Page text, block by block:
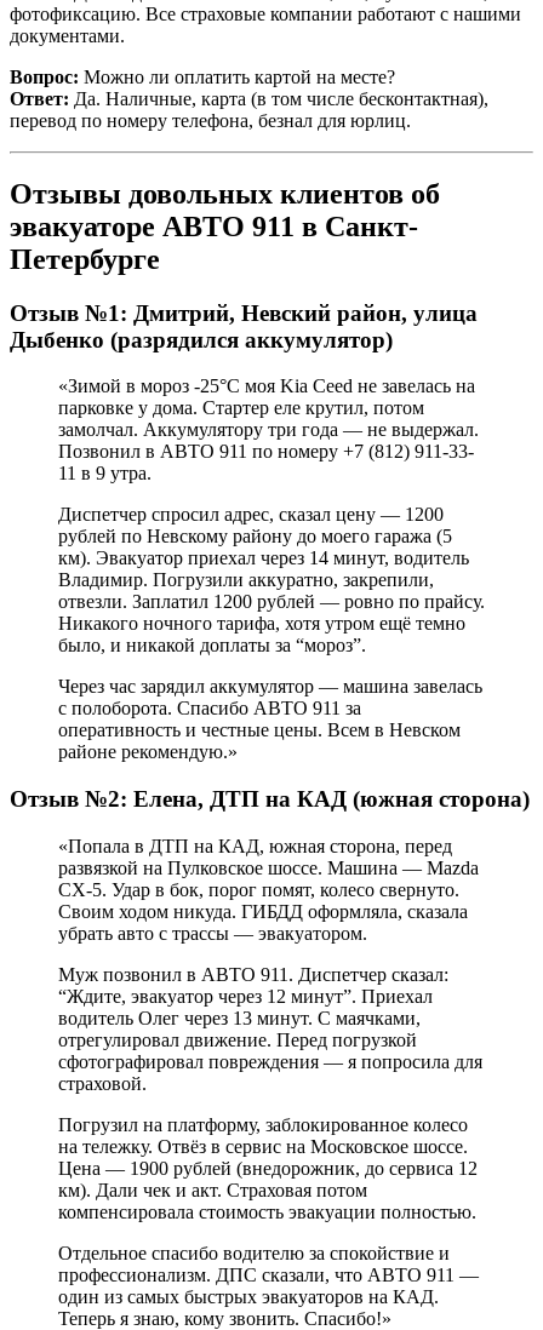
фотофиксацию. Все страховые компании работают с нашими
документами.
Вопрос: Можно ли оплатить картой на месте?
Ответ: Да. Наличные, карта (в том числе бесконтактная),
перевод по номеру телефона, безнал для юрлиц.
Отзывы довольных клиентов об
эвакуаторе АВТО 911 в Санкт-
Петербурге
Отзыв №1: Дмитрий, Невский район, улица
Дыбенко (разрядился аккумулятор)
«Зимой в мороз -25°С моя Kia Ceed не завелась на
парковке у дома. Стартер еле крутил, потом
замолчал. Аккумулятору три года — не выдержал.
Позвонил в АВТО 911 по номеру +7 (812) 911-33-
11 в 9 утра.
Диспетчер спросил адрес, сказал цену — 1200
рублей по Невскому району до моего гаража (5
км). Эвакуатор приехал через 14 минут, водитель
Владимир. Погрузили аккуратно, закрепили,
отвезли. Заплатил 1200 рублей — ровно по прайсу.
Никакого ночного тарифа, хотя утром ещё темно
было, и никакой доплаты за “мороз”.
Через час зарядил аккумулятор — машина завелась
с полоборота. Спасибо АВТО 911 за
оперативность и честные цены. Всем в Невском
районе рекомендую.»
Отзыв №2: Елена, ДТП на КАД (южная сторона)
«Попала в ДТП на КАД, южная сторона, перед
развязкой на Пулковское шоссе. Машина — Mazda
CX-5. Удар в бок, порог помят, колесо свернуто.
Своим ходом никуда. ГИБДД оформляла, сказала
убрать авто с трассы — эвакуатором.
Муж позвонил в АВТО 911. Диспетчер сказал:
“Ждите, эвакуатор через 12 минут”. Приехал
водитель Олег через 13 минут. С маячками,
отрегулировал движение. Перед погрузкой
сфотографировал повреждения — я попросила для
страховой.
Погрузил на платформу, заблокированное колесо
на тележку. Отвёз в сервис на Московское шоссе.
Цена — 1900 рублей (внедорожник, до сервиса 12
км). Дали чек и акт. Страховая потом
компенсировала стоимость эвакуации полностью.
Отдельное спасибо водителю за спокойствие и
профессионализм. ДПС сказали, что АВТО 911 —
один из самых быстрых эвакуаторов на КАД.
Теперь я знаю, кому звонить. Спасибо!»